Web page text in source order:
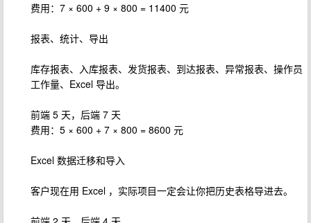
费用：7 × 600 + 9 × 800 = 11400 元
报表、统计、导出
库存报表、入库报表、发货报表、到达报表、异常报表、操作员
工作量、Excel 导出。
前端 5 天，后端 7 天
费用：5 × 600 + 7 × 800 = 8600 元
Excel 数据迁移和导入
客户现在用 Excel ，实际项目一定会让你把历史表格导进去。